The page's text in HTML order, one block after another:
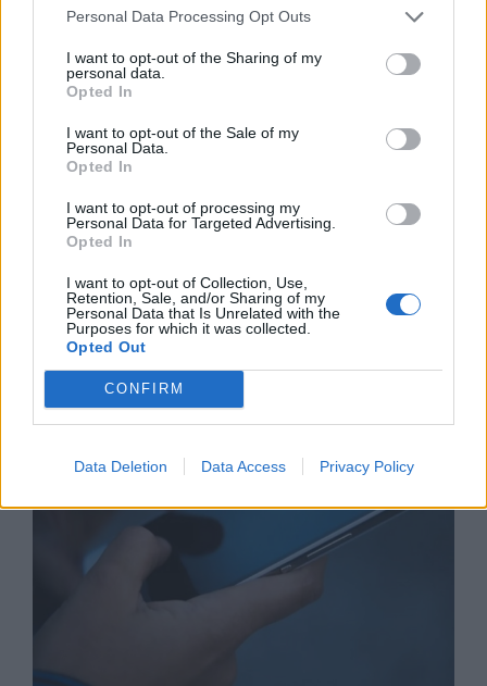
Personal Data Processing Opt Outs
I want to opt-out of the Sharing of my
personal data.
Opted In
I want to opt-out of the Sale of my
Personal Data.
Opted In
I want to opt-out of processing my
Personal Data for Targeted Advertising.
Opted In
I want to opt-out of Collection, Use,
Retention, Sale, and/or Sharing of my
Personal Data that Is Unrelated with the
Purposes for which it was collected.
Opted Out
CONFIRM
Data Deletion Data Access Privacy Policy
Астронавти на NASA излязоха в
открития космос
07.08.2026 / 15:00